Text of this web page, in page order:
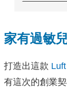
家有過敏
打造出這款
有這次的創業